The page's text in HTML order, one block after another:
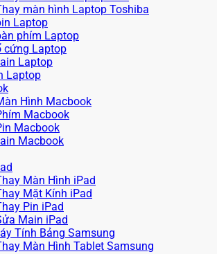
màn hình Laptop Toshiba
Laptop
phím Laptop
cứng Laptop
Laptop
Laptop
Hình Macbook
Macbook
Macbook
Macbook
Màn Hình iPad
Mặt Kính iPad
Pin iPad
Main iPad
Tính Bảng Samsung
Màn Hình Tablet Samsung